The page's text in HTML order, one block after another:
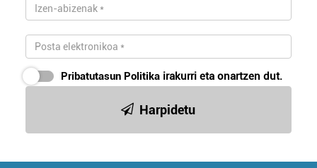
Pribatutasun Politika irakurri eta onartzen dut.
Harpidetu